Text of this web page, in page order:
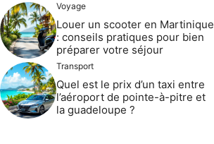
Voyage
Louer un scooter en Martinique
: conseils pratiques pour bien
préparer votre séjour
Transport
Quel est le prix d’un taxi entre
l’aéroport de pointe-à-pitre et
la guadeloupe ?